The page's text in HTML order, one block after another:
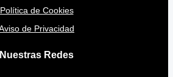
Política de Cookies
de Privacidad
Nuestras Redes